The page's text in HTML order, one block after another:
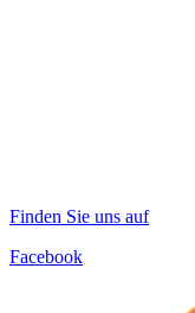
Finden Sie uns auf
Facebook